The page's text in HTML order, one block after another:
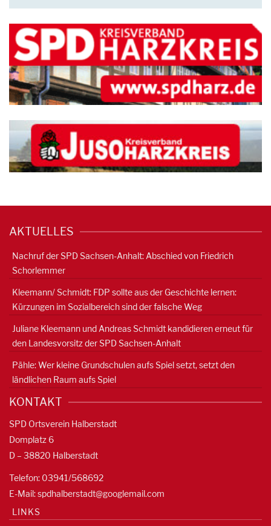
AKTUELLES
Nachruf der SPD Sachsen-Anhalt: Abschied von Friedrich
Schorlemmer
Kleemann/ Schmidt: FDP sollte aus der Geschichte lernen:
Kürzungen im Sozialbereich sind der falsche Weg
Juliane Kleemann und Andreas Schmidt kandidieren erneut für
den Landesvorsitz der SPD Sachsen-Anhalt
Pähle: Wer kleine Grundschulen aufs Spiel setzt, setzt den
ländlichen Raum aufs Spiel
KONTAKT
SPD Ortsverein Halberstadt
Domplatz 6
D – 38820 Halberstadt
Telefon: 03941/568692
E-Mail:spdhalberstadt@googlemail.com
LINKS